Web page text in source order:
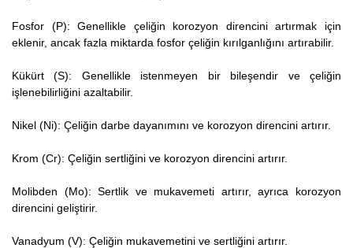
Fosfor (P): Genellikle çeliğin korozyon direncini artırmak için
eklenir, ancak fazla miktarda fosfor çeliğin kırılganlığını artırabilir.
Kükürt (S): Genellikle istenmeyen bir bileşendir ve çeliğin
işlenebilirliğini azaltabilir.
Nikel (Ni): Çeliğin darbe dayanımını ve korozyon direncini artırır.
Krom (Cr): Çeliğin sertliğini ve korozyon direncini artırır.
Molibden (Mo): Sertlik ve mukavemeti artırır, ayrıca korozyon
direncini geliştirir.
Vanadyum (V): Çeliğin mukavemetini ve sertliğini artırır.